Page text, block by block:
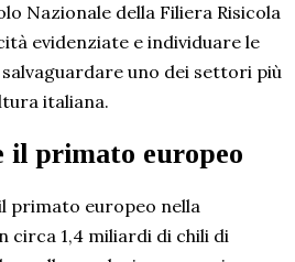
Nazionale della Filiera Risicola
evidenziate e individuare le
uno dei settori più
italiana.
il primato europeo
primato europeo nella
circa 1,4 miliardi di chili di